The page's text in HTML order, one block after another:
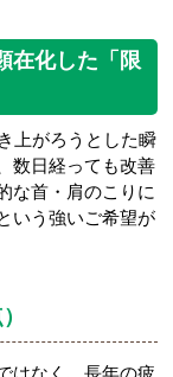
在化した「限
上がろうとした瞬
数日経っても改善
な首・肩のこりに
いう強いご希望が
はなく、長年の疲